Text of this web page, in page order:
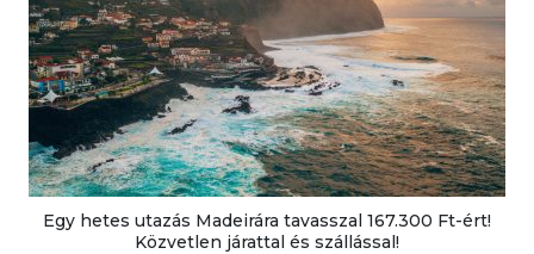
Egy hetes utazás Madeirára tavasszal 167.300 Ft-ért!
Közvetlen járattal és szállással!